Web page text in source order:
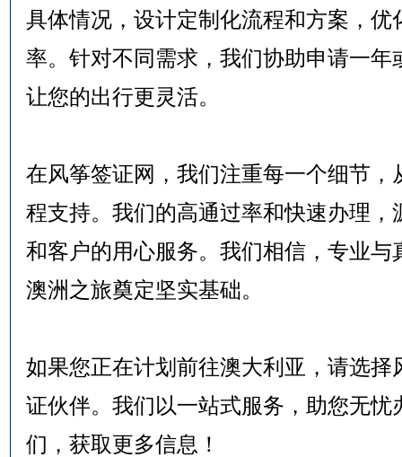
具体情况，设计定制化流程和方案，优
率。针对不同需求，我们协助申请一年
让您的出行更灵活。
在风筝签证网，我们注重每一个细节，
程支持。我们的高通过率和快速办理，
和客户的用心服务。我们相信，专业与
澳洲之旅奠定坚实基础。
如果您正在计划前往澳大利亚，请选择
证伙伴。我们以一站式服务，助您无忧
们，获取更多信息！